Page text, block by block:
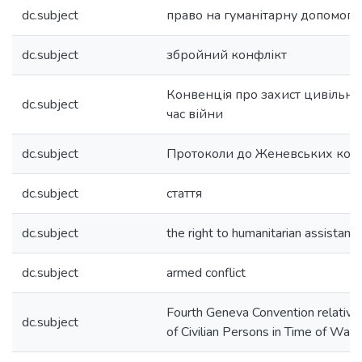
dc.subject право на гуманітарну допомогу
dc.subject збройний конфлікт
dc.subject
Конвенція про захист
час війни
dc.subject Протоколи до Женевських
dc.subject стаття
dc.subject the right to humanitarian
dc.subject armed conflict
dc.subject
Fourth Geneva Convention
of Civilian Persons in Time of War